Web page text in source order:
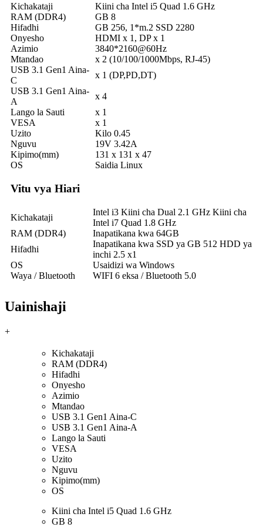
Kichakataji
Kiini cha Intel i5 Quad 1.6 GHz
RAM (DDR4)
GB 8
Hifadhi
GB 256, 1*m.2 SSD 2280
Onyesho
HDMI x 1, DP x 1
Azimio
3840*2160@60Hz
Mtandao
x 2 (10/100/1000Mbps, RJ-45)
USB 3.1 Gen1 Aina-
C
x 1 (DP,PD,DT)
USB 3.1 Gen1 Aina-
A
x 4
Lango la Sauti
x 1
VESA
x 1
Uzito
Kilo 0.45
Nguvu
19V 3.42A
Kipimo(mm)
131 x 131 x 47
OS
Saidia Linux
Vitu vya Hiari
Kichakataji
Intel i3 Kiini cha Dual 2.1 GHz Kiini cha
Intel i7 Quad 1.8 GHz
RAM (DDR4)
Inapatikana kwa 64GB
Hifadhi
Inapatikana kwa SSD ya GB 512 HDD ya
inchi 2.5 x1
OS
Usaidizi wa Windows
Waya / Bluetooth
WIFI 6 eksa / Bluetooth 5.0
Uainishaji
+
Kichakataji
RAM (DDR4)
Hifadhi
Onyesho
Azimio
Mtandao
USB 3.1 Gen1 Aina-C
USB 3.1 Gen1 Aina-A
Lango la Sauti
VESA
Uzito
Nguvu
Kipimo(mm)
OS
Kiini cha Intel i5 Quad 1.6 GHz
GB 8